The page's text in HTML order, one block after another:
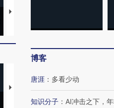
马航飞行员跨国走私7万
心“花钱
【推广】走进第四届链博
会，让数智科技“链”接产
【特别呈
有意思的
博客
唐涯 ： 多看少动
知识分子 ： AI冲击之下，